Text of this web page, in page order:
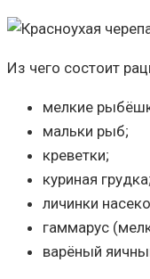
Из чего состоит
мелкие
мальки рыб;
креветки;
куриная грудка;
личинки
гаммарус
варёный